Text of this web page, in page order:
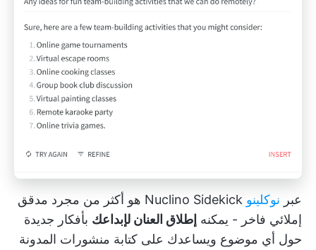
عبر نوكلينو
Nuclino Sidekick هو أكثر من مجرد مدقق
إملائي فاخر - يمكنه إطلاق العنان لإبداعك بأفكار جديدة
حول أي موضوع ويساعدك على كتابة منشورات المدونة